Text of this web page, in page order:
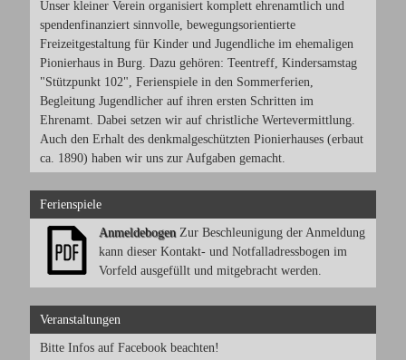
Unser kleiner Verein organisiert komplett ehrenamtlich und
spendenfinanziert sinnvolle, bewegungsorientierte
Freizeitgestaltung für Kinder und Jugendliche im ehemaligen
Pionierhaus in Burg. Dazu gehören: Teentreff, Kindersamstag
"Stützpunkt 102", Ferienspiele in den Sommerferien,
Begleitung Jugendlicher auf ihren ersten Schritten im
Ehrenamt. Dabei setzen wir auf christliche Wertevermittlung.
Auch den Erhalt des denkmalgeschützten Pionierhauses (erbaut
ca. 1890) haben wir uns zur Aufgaben gemacht.
Ferienspiele
AnmeldebogenZur Beschleunigung der Anmeldung
kann dieser Kontakt- und Notfalladressbogen im
Vorfeld ausgefüllt und mitgebracht werden.
Veranstaltungen
Bitte Infos auf Facebook beachten!